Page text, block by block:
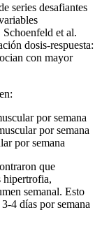
series desafiantes
et al.
dosis-respuesta:
con mayor
por semana
por semana
por semana
que
hipertrofia,
semanal. Esto
4 días por semana